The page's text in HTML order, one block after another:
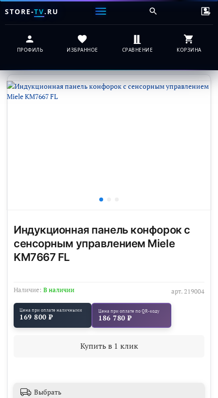
STORE-TV.RU
ПРОФИЛЬ ИЗБРАННОЕ СРАВНЕНИЕ КОРЗИНА
арт. 219004
Наличие: В наличии
Индукционная панель конфорок с
сенсорным управлением Miele
KM7667 FL
Цена при оплате наличными
169 800 ₽
Цена при оплате по QR-коду
186 780 ₽
Купить в 1 клик
Выбрать